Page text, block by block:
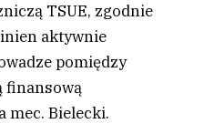
TSUE, zgodnie
aktywnie
pomiędzy
finansową
mec. Bielecki.